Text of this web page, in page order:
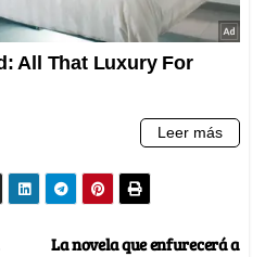
La novela que enfurecerá a